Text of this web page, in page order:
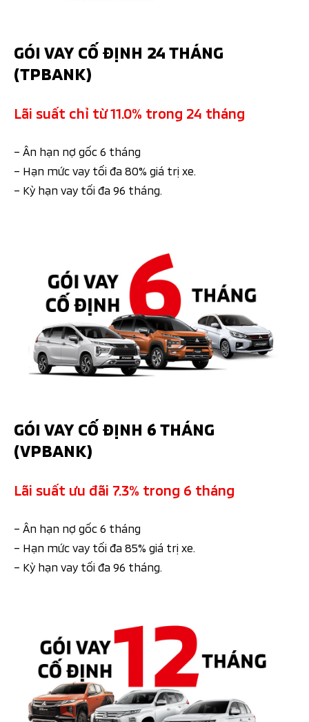
GÓI VAY CỐ ĐỊNH 24 THÁNG
(TPBANK)
Lãi suất chỉ từ 11.0% trong 24 tháng
– Ân hạn nợ gốc 6 tháng
– Hạn mức vay tối đa 80% giá trị xe.
– Kỳ hạn vay tối đa 96 tháng.
GÓI VAY CỐ ĐỊNH 6 THÁNG
(VPBANK)
Lãi suất ưu đãi 7.3% trong 6 tháng
– Ân hạn nợ gốc 6 tháng
– Hạn mức vay tối đa 85% giá trị xe.
– Kỳ hạn vay tối đa 96 tháng.